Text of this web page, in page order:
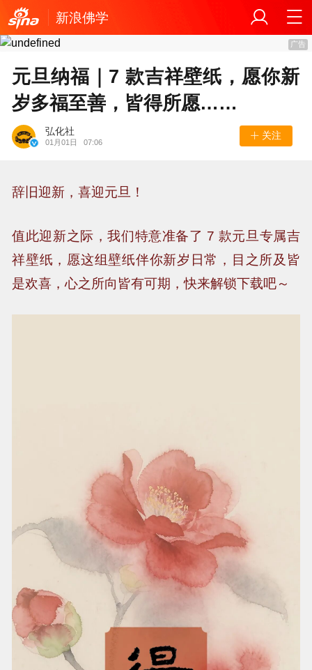
新浪佛学
广告
元旦纳福｜7 款吉祥壁纸，愿你新
岁多福至善，皆得所愿……
弘化社
01月01日 07:06
关注
辞旧迎新，喜迎元旦！
值此迎新之际，我们特意准备了 7 款元旦专属吉
祥壁纸，愿这组壁纸伴你新岁日常，目之所及皆
是欢喜，心之所向皆有可期，快来解锁下载吧～